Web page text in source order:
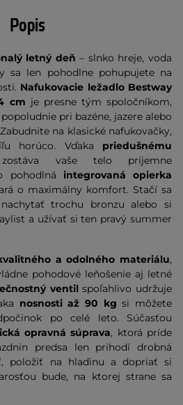
Popis
letný deň – slnko hreje, voda
sa len pohodlne pohupujete na
Nafukovacie ležadlo Bestway
cm je presne tým spoločníkom,
pri bazéne, jazere alebo
na klasické nafukovačky,
horúco. Vďaka priedušnému
vaše telo príjemne
pohodlná integrovaná opierka
o maximálny komfort. Stačí sa
trochu bronzu alebo si
a užívať si ten pravý summer
a odolného materiálu,
pohodové leňošenie aj letné
ventilspoľahlivo udržuje
nosnosti až 90 kg si môžete
po celé leto. Súčasťou
opravná súprava, ktorá príde
predsa len prihodí drobná
položiť na hladinu a dopriať si
bude, na ktorej strane sa